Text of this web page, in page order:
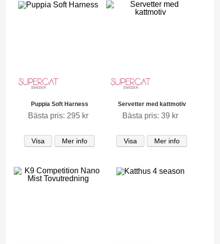
Puppia Soft Harness
Bästa pris: 295 kr
Visa Mer info
Servetter med kattmotiv
Bästa pris: 39 kr
Visa Mer info